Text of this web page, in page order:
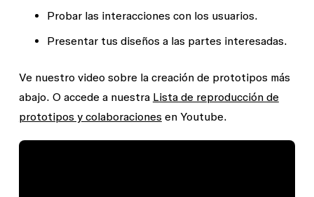
Probar las interacciones con los usuarios.
Presentar tus diseños a las partes interesadas.
Ve nuestro video sobre la creación de prototipos más
abajo. O accede a nuestra Lista de reproducción de
prototipos y colaboracionesen Youtube.